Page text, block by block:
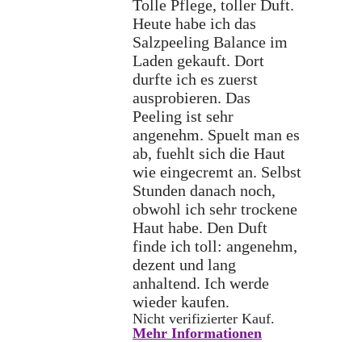
Tolle Pflege, toller Duft.
Heute habe ich das
Salzpeeling Balance im
Laden gekauft. Dort
durfte ich es zuerst
ausprobieren. Das
Peeling ist sehr
angenehm. Spuelt man es
ab, fuehlt sich die Haut
wie eingecremt an. Selbst
Stunden danach noch,
obwohl ich sehr trockene
Haut habe. Den Duft
finde ich toll: angenehm,
dezent und lang
anhaltend. Ich werde
wieder kaufen.
Nicht verifizierter Kauf.
Mehr Informationen